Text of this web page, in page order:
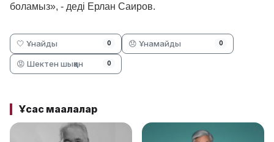
боламыз», - деді Ерлан Саиров.
🤍 Ұнайды 0 😞 Ұнамайды 0
😡 Шектен шыққан 0
Ұқсас мақалалар